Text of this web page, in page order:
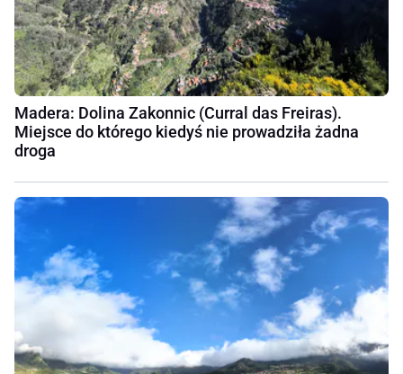
Madera: Dolina Zakonnic (Curral das Freiras).
Miejsce do którego kiedyś nie prowadziła żadna
droga